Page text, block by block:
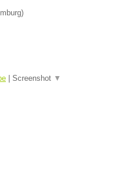
)
Screenshot ▼